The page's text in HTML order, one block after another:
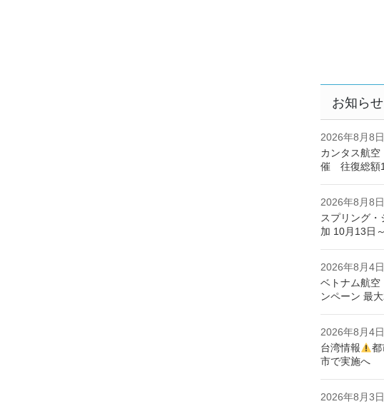
お知らせ
2026年8月8日
カンタス航空
催 往復総額
2026年8月8日
スプリング・
加 10月13日
2026年8月4日
ベトナム航空
ンペーン 最
2026年8月4日
台湾情報
都
市で実施へ
2026年8月3日